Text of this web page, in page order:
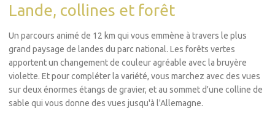
Lande, collines et forêt
Un parcours animé de 12 km qui vous emmène à travers le plus
grand paysage de landes du parc national. Les forêts vertes
apportent un changement de couleur agréable avec la bruyère
violette. Et pour compléter la variété, vous marchez avec des vues
sur deux énormes étangs de gravier, et au sommet d'une colline de
sable qui vous donne des vues jusqu'à l'Allemagne.